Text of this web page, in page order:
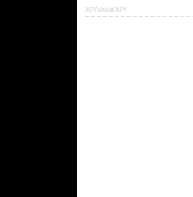
XP/Vista/XP/